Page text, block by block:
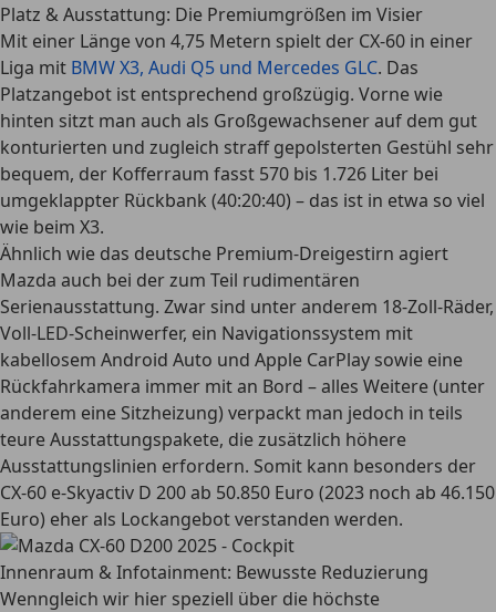
Platz & Ausstattung: Die Premiumgrößen im Visier
Mit einer Länge von 4,75 Metern spielt der CX-60 in einer
Liga mit BMW X3, Audi Q5 und Mercedes GLC. Das
Platzangebot ist entsprechend großzügig. Vorne wie
hinten sitzt man auch als Großgewachsener auf dem gut
konturierten und zugleich straff gepolsterten Gestühl sehr
bequem, der Kofferraum fasst 570 bis 1.726 Liter bei
umgeklappter Rückbank (40:20:40) – das ist in etwa so viel
wie beim X3.
Ähnlich wie das deutsche Premium-Dreigestirn agiert
Mazda auch bei der zum Teil rudimentären
Serienausstattung. Zwar sind unter anderem 18-Zoll-Räder,
Voll-LED-Scheinwerfer, ein Navigationssystem mit
kabellosem Android Auto und Apple CarPlay sowie eine
Rückfahrkamera immer mit an Bord – alles Weitere (unter
anderem eine Sitzheizung) verpackt man jedoch in teils
teure Ausstattungspakete, die zusätzlich höhere
Ausstattungslinien erfordern. Somit kann besonders der
CX-60 e-Skyactiv D 200 ab 50.850 Euro (2023 noch ab 46.150
Euro) eher als Lockangebot verstanden werden.
Innenraum & Infotainment: Bewusste Reduzierung
Wenngleich wir hier speziell über die höchste